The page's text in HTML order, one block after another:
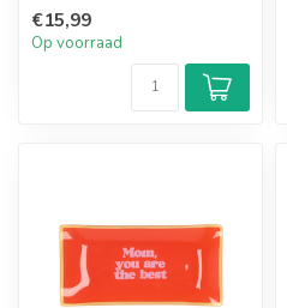
€15,99
Op voorraad